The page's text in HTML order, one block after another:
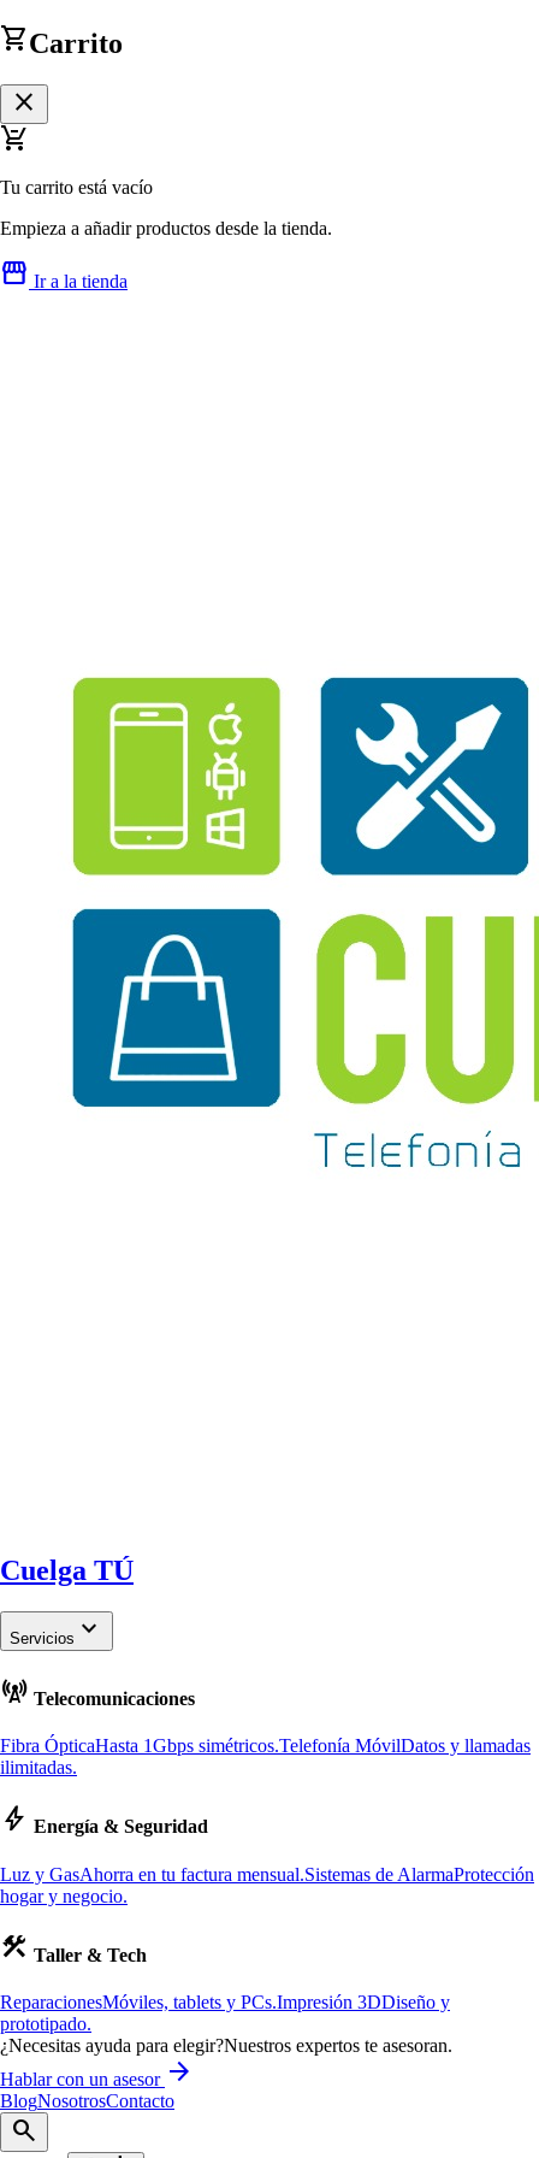
shopping_cartCarrito
close
remove_shopping_cart
Tu carrito está vacío
Empieza a añadir productos desde la tienda.
storefront Ir a la tienda
Cuelga TÚ
Servicios keyboard_arrow_down
cell_tower Telecomunicaciones
Fibra ÓpticaHasta 1Gbps simétricos.Telefonía MóvilDatos y llamadas
ilimitadas.
bolt Energía & Seguridad
Luz y GasAhorra en tu factura mensual.Sistemas de AlarmaProtección
hogar y negocio.
construction Taller & Tech
ReparacionesMóviles, tablets y PCs.Impresión 3DDiseño y
prototipado.
¿Necesitas ayuda para elegir?Nuestros expertos te asesoran.
Hablar con un asesor arrow_forward
BlogNosotrosContacto
search